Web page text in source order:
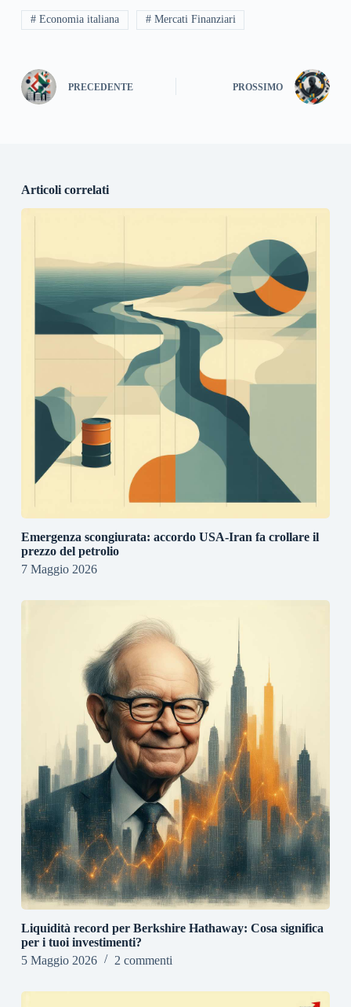
# Economia italiana # Mercati Finanziari
PRECEDENTE PROSSIMO
Articoli correlati
Emergenza scongiurata: accordo USA-Iran fa crollare il
prezzo del petrolio
7 Maggio 2026
Liquidità record per Berkshire Hathaway: Cosa significa
per i tuoi investimenti?
5 Maggio 2026
2 commenti